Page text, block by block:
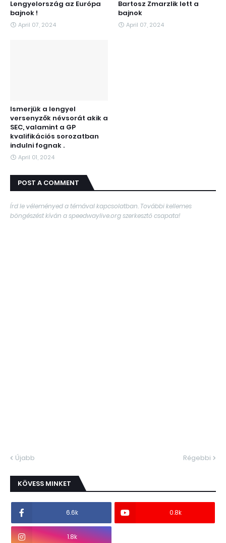
Lengyelország az Európa
bajnok !
April 07, 2024
Bartosz Zmarzlik lett a
bajnok
April 07, 2024
Ismerjük a lengyel
versenyzők névsorát akik a
SEC, valamint a GP
kvalifikációs sorozatban
indulni fognak .
April 01, 2024
POST A COMMENT
Írd le véleményed a témával kapcsolatban. További kellemes
böngészést kíván a speedwaylive.org szerkesztő csapata!
Újabb Régebbi
KÖVESS MINKET
6.6k 0.8k
1.8k